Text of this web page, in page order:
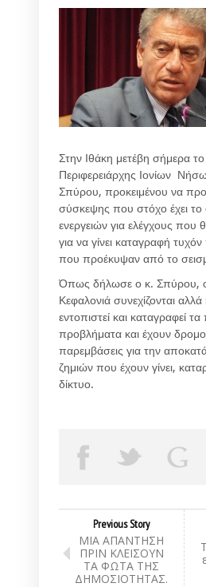
Στην Ιθάκη μετέβη σήμερα
Περιφερειάρχης Ιονίων
Σπύρου, προκειμένου να
σύσκεψης που στόχο έχει το
ενεργειών για ελέγχους που
για να γίνει καταγραφή
που προέκυψαν από το
Όπως δήλωσε ο κ. Σπύρου,
Κεφαλονιά συνεχίζονται
εντοπιστεί και καταγραφεί
προβλήματα και έχουν
παρεμβάσεις για την
ζημιών που έχουν γίνει,
δίκτυο.
Previous Story
ΜΙΑ ΑΠΑΝΤΗΣΗ
ΠΡΙΝ ΚΛΕΙΣΟΥΝ
ΤΑ ΦΩΤΑ ΤΗΣ
ΔΗΜΟΣΙΟΤΗΤΑΣ.